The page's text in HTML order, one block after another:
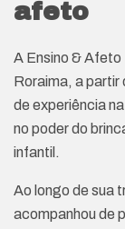
afeto
A Ensino & Afeto
Roraima, a partir
de experiência
no poder do
infantil.
Ao longo de sua
acompanhou de